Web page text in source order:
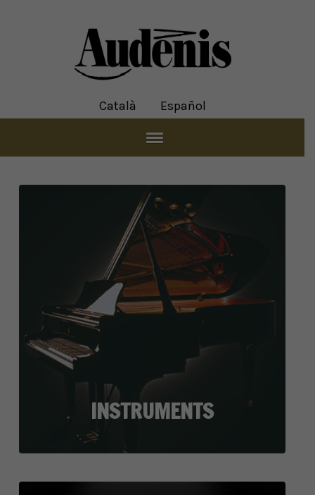
Català Español
INSTRUMENTS